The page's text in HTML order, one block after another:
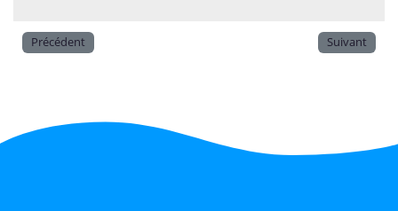
Précédent Suivant